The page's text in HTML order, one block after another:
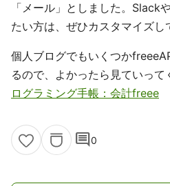
「メール」としました。Slack
たい方は、ぜひカスタマイズし
個人ブログでもいくつか
るので、よかったら見ていっ
ログラミング手帳：会計freee
comment0